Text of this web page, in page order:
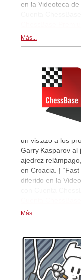
en la Videoteca
Más...
un vistazo a los
Garry Kasparov al
ajedrez
en Croacia. |
diferido en la
Más...